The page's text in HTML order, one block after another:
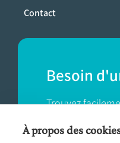
Contact
Besoin
Trouvez
près de chez vous.
À propos des